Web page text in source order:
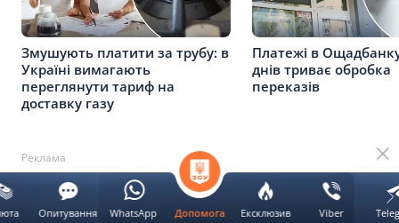
Змушують платити за трубу: в
Україні вимагають
переглянути тариф на
доставку газу
Платежі в
днів триває обробка
переказів
Реклама
33 роки стажу — для оформлення пенсії у 60
Допомога Ексклюзив Viber
Опитування WhatsApp